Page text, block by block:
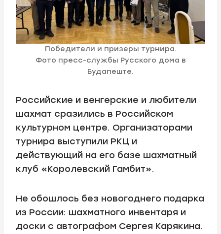
Победители и призеры турнира.
Фото пресс-службы Русского дома в
Будапеште.
Российские и венгерские и любители
шахмат сразились в Российском
культурном центре. Организаторами
турнира выступили РКЦ и
действующий на его базе шахматный
клуб «Королевский Гамбит».
Не обошлось без новогоднего подарка
из России: шахматного инвентаря и
доски с автографом Сергея Карякина.